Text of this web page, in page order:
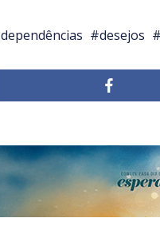
dependências desejos